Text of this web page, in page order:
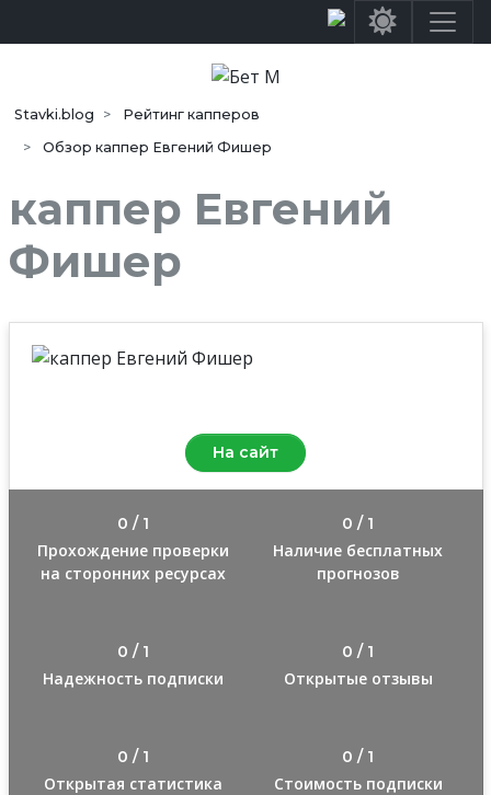
Stavki.blog
Рейтинг капперов
Обзор каппер Евгений Фишер
каппер Евгений
Фишер
На сайт
0 / 1
Прохождение проверки
на сторонних ресурсах
0 / 1
Наличие бесплатных
прогнозов
0 / 1
Надежность подписки
0 / 1
Открытые отзывы
0 / 1
Открытая статистика
0 / 1
Стоимость подписки